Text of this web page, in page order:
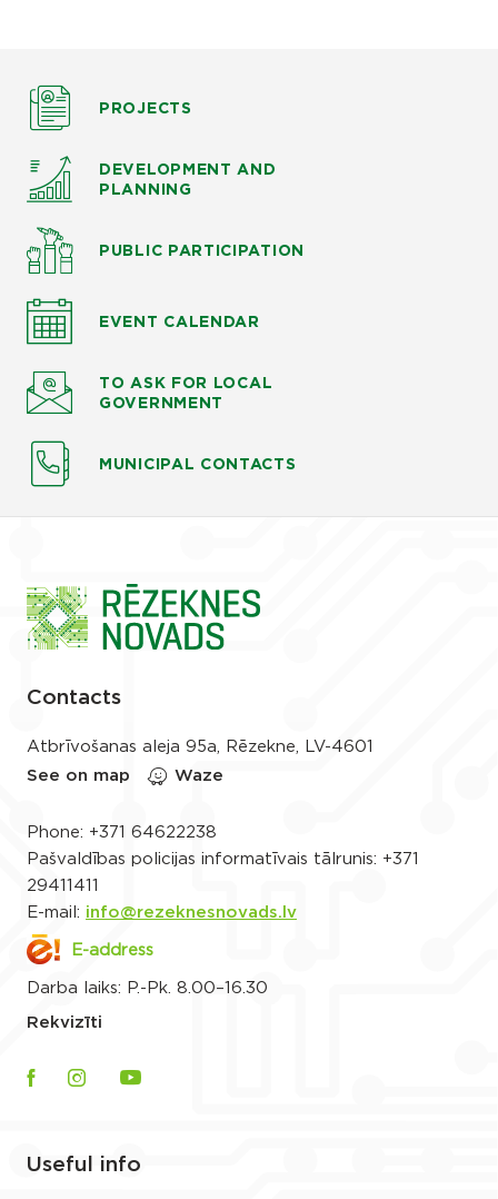
PROJECTS
DEVELOPMENT AND
PLANNING
PUBLIC PARTICIPATION
EVENT CALENDAR
TO ASK FOR LOCAL
GOVERNMENT
MUNICIPAL CONTACTS
Contacts
Atbrīvošanas aleja 95a, Rēzekne, LV-4601
See on map
Waze
Phone: +371 64622238
Pašvaldības policijas informatīvais tālrunis: +371
29411411
E-mail: info@rezeknesnovads.lv
E-address
Darba laiks: P.-Pk. 8.00–16.30
Rekvizīti
Useful info